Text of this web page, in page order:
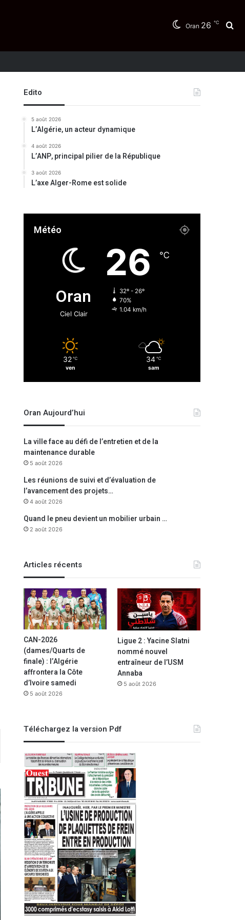
Oran 26 ℃
Sfisef : chute mortelle
Edito
5 août 2026
L’Algérie, un acteur dynamique
4 août 2026
L’ANP, principal pilier de la République
3 août 2026
L’axe Alger-Rome est solide
Météo
Oran
Ciel Clair
26 ℃
32º - 26º
70%
1.04 km/h
32 ℃
ven
34 ℃
sam
Oran Aujourd’hui
La ville face au défi de l’entretien et de la
maintenance durable
5 août 2026
Les réunions de suivi et d’évaluation de
l’avancement des projets…
4 août 2026
Quand le pneu devient un mobilier urbain …
2 août 2026
Articles récents
CAN-2026
(dames/Quarts de
finale) : l’Algérie
affrontera la Côte
d’Ivoire samedi
5 août 2026
Ligue 2 : Yacine Slatni
nommé nouvel
entraîneur de l’USM
Annaba
5 août 2026
Téléchargez la version Pdf